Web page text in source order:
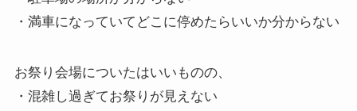
・満車になっていてどこに停めたらいいか分からない
お祭り会場についたはいいものの、
・混雑し過ぎてお祭りが見えない